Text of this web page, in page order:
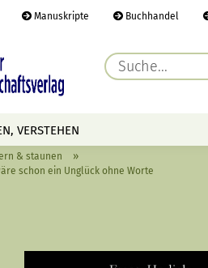
Manuskripte Buchhandel
VERSTEHEN
TERMINE
& staunen »
schon ein Unglück ohne Worte